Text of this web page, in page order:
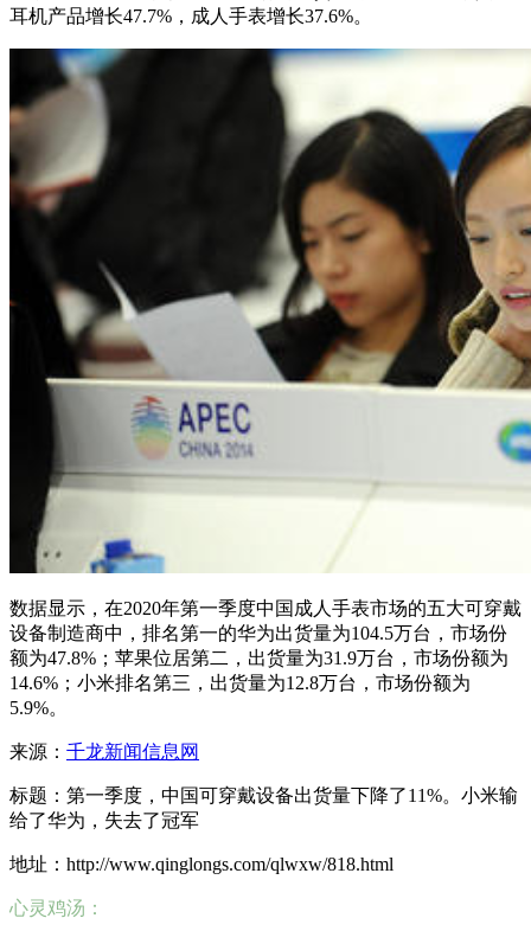
耳机产品增长47.7%，成人手表增长37.6%。
数据显示，在2020年第一季度中国成人手表市场的五大可穿戴
设备制造商中，排名第一的华为出货量为104.5万台，市场份
额为47.8%；苹果位居第二，出货量为31.9万台，市场份额为
14.6%；小米排名第三，出货量为12.8万台，市场份额为
5.9%。
来源： 千龙新闻信息网
标题：第一季度，中国可穿戴设备出货量下降了11%。小米输
给了华为，失去了冠军
地址：http://www.qinglongs.com/qlwxw/818.html
心灵鸡汤：